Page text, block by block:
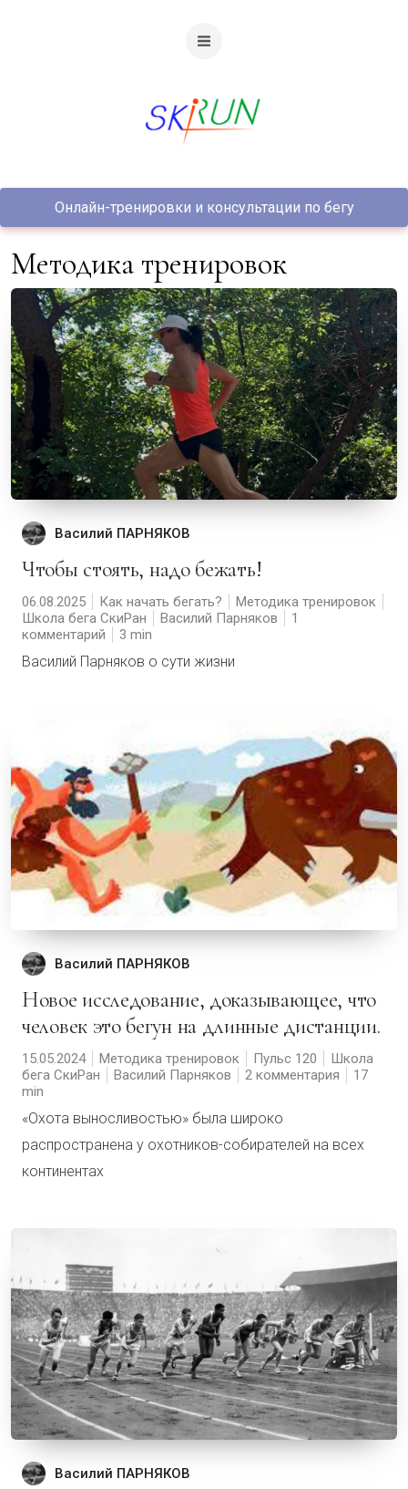
Онлайн-тренировки и консультации по бегу
Методика тренировок
Василий ПАРНЯКОВ
Чтобы стоять, надо бежать!
06.08.2025 Как начать бегать?
Методика тренировок
Школа бега СкиРан
Василий Парняков
1
комментарий
3
Василий Парняков о сути жизни
Василий ПАРНЯКОВ
Новое исследование, доказывающее, что
человек это бегун на длинные дистанции.
15.05.2024 Методика тренировок Пульс 120
Школа
бега СкиРан
Василий Парняков 2 комментария 17
«Охота выносливостью» была широко
распространена у охотников-собирателей на всех
континентах
Василий ПАРНЯКОВ